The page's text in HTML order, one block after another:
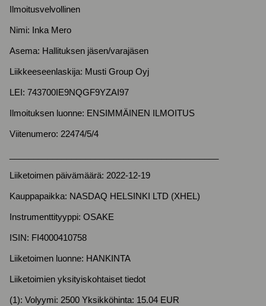
Ilmoitusvelvollinen
Nimi: Inka Mero
Asema: Hallituksen jäsen/varajäsen
Liikkeeseenlaskija: Musti Group Oyj
LEI: 743700IE9NQGF9YZAI97
Ilmoituksen luonne: ENSIMMÄINEN ILMOITUS
Viitenumero: 22474/5/4
Liiketoimen päivämäärä: 2022-12-19
Kauppapaikka: NASDAQ HELSINKI LTD (XHEL)
Instrumenttityyppi: OSAKE
ISIN: FI4000410758
Liiketoimen luonne: HANKINTA
Liiketoimien yksityiskohtaiset tiedot
(1): Volyymi: 2500 Yksikköhinta: 15.04 EUR